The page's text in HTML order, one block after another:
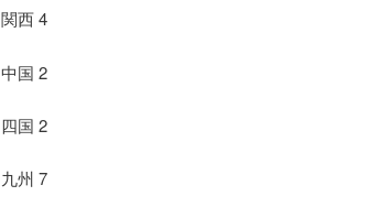
関西 4
中国 2
四国 2
九州 7